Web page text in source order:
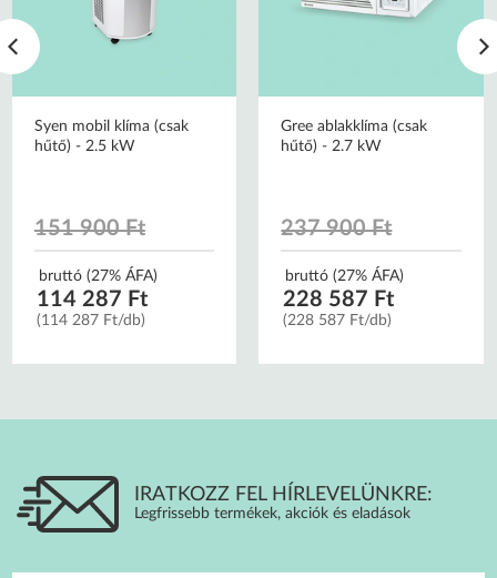
Syen mobil klíma (csak
hűtő) - 2.5 kW
151 900 Ft
bruttó (27% ÁFA)
114 287 Ft
(114 287 Ft/db)
Gree ablakklíma (csak
hűtő) - 2.7 kW
237 900 Ft
bruttó (27% ÁFA)
228 587 Ft
(228 587 Ft/db)
IRATKOZZ FEL HÍRLEVELÜNKRE:
Legfrissebb termékek, akciók és eladások